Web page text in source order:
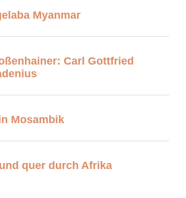
Myanmar
Carl Gottfried
Mosambik
quer durch Afrika